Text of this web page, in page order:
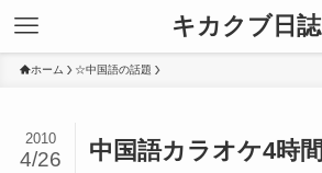
キカクブ日誌
ホーム ☆中国語の話題
中国語カラオケ4時間
2010
4/26